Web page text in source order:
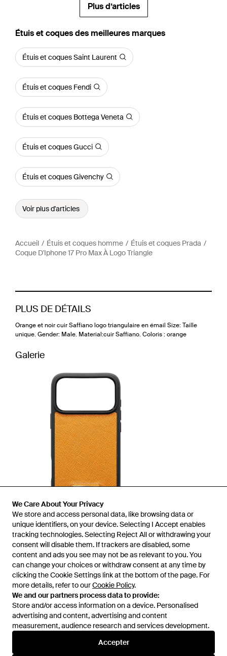
We Care About Your Privacy
We store and access personal data, like browsing data or
unique identifiers, on your device. Selecting I Accept enables
tracking technologies. Selecting Reject All or withdrawing your
consent will disable them. If trackers are disabled, some
content and ads you see may not be as relevant to you. You
can change your choices or withdraw consent at any time by
clicking the Cookie Settings link at the bottom of the page. For
more details, refer to ourCookie Policy.
We and our partners process data to provide:
Store and/or access information on a device. Personalised
advertising and content, advertising and content
measurement, audience research and services development.
Accepter
Plus d’articles
‪Étuis et coques‬ des meilleures marques
Étuis et coques Saint Laurent
Étuis et coques Fendi
Étuis et coques Bottega Veneta
Étuis et coques Gucci
Étuis et coques Givenchy
Voir plus d'articles
Accueil Étuis et coques homme
Étuis et coques Prada
Coque D'Iphone 17 Pro Max À Logo Triangle
PLUS DE DÉTAILS
Orange et noir cuir Saffiano logo triangulaire en émail Size: Taille
unique. Gender: Male. Material:cuir Saffiano. Coloris : orange
Galerie
Vendu précédemment chez :FARFETCH